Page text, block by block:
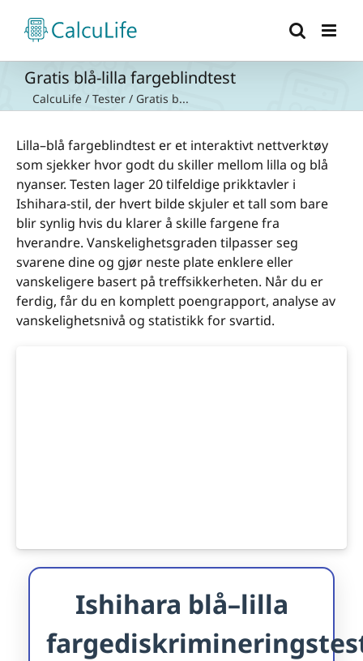
content
Gratis blå-lilla fargeblindtest
CalcuLife / Tester / Gratis b...
Lilla–blå fargeblindtest er et interaktivt nettverktøy
som sjekker hvor godt du skiller mellom lilla og blå
nyanser. Testen lager 20 tilfeldige prikktavler i
Ishihara-stil, der hvert bilde skjuler et tall som bare
blir synlig hvis du klarer å skille fargene fra
hverandre. Vanskelighetsgraden tilpasser seg
svarene dine og gjør neste plate enklere eller
vanskeligere basert på treffsikkerheten. Når du er
ferdig, får du en komplett poengrapport, analyse av
vanskelighetsnivå og statistikk for svartid.
Ishihara blå–lilla